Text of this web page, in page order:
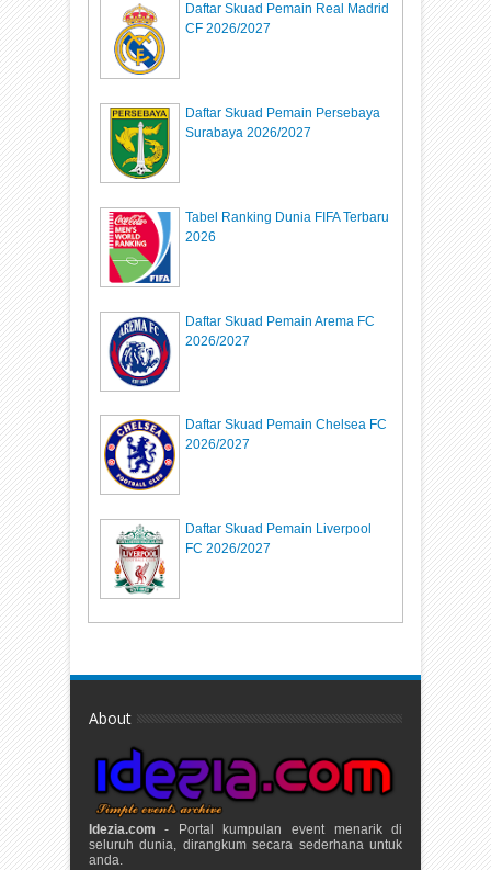
Daftar Skuad Pemain Real Madrid
CF 2026/2027
Daftar Skuad Pemain Persebaya
Surabaya 2026/2027
Tabel Ranking Dunia FIFA Terbaru
2026
Daftar Skuad Pemain Arema FC
2026/2027
Daftar Skuad Pemain Chelsea FC
2026/2027
Daftar Skuad Pemain Liverpool
FC 2026/2027
About
Idezia.com - Portal kumpulan event menarik di
seluruh dunia, dirangkum secara sederhana untuk
anda.